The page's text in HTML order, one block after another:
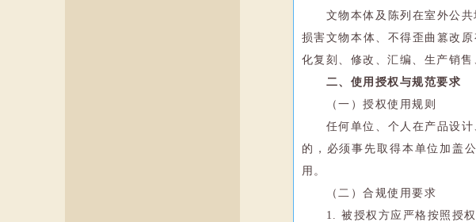
文物本体及陈列在室外公
损害文物本体、不得歪曲篡改
化复刻、修改、汇编、生产销
二、使用授权与规范要求
（一）授权使用规则
任何单位、个人在产品设
的，必须事先取得本单位加盖
用。
（二）合规使用要求
1. 被授权方应严格按照授